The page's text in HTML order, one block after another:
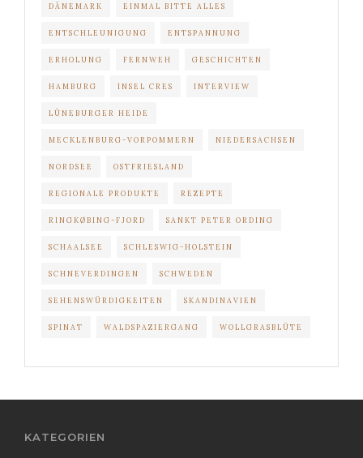
DÄNEMARK EINMAL BITTE ALLES
ENTSCHLEUNIGUNG ENTSPANNUNG
ERHOLUNG FERNWEH GESCHICHTEN
HAMBURG INSEL CRES INTERVIEW
LÜNEBURGER HEIDE
MECKLENBURG-VORPOMMERN NIEDERSACHSEN
NORDSEE OSTFRIESLAND
REGIONALE PRODUKTE REZEPTE
RINGKØBING-FJORD SANKT PETER ORDING
SCHAALSEE SCHLESWIG-HOLSTEIN
SCHNEVERDINGEN SCHWEDEN
SEHENSWÜRDIGKEITEN SKANDINAVIEN
SPINAT WALDSPAZIERGANG WOLLGRASBLÜTE
KATEGORIEN